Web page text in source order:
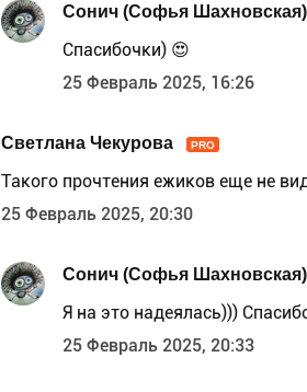
Сонич (Софья Шахновская)
Спасибочки) 😍
25 Февраль 2025, 16:26
Светлана Чекурова PRO
Такого прочтения ежиков еще не
25 Февраль 2025, 20:30
Сонич (Софья Шахновская)
Я на это надеялась)))
25 Февраль 2025, 20:33